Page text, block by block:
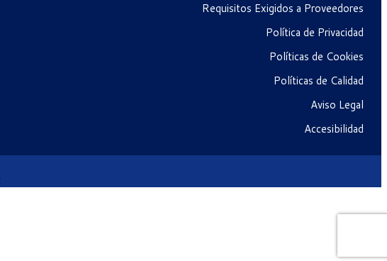
Requisitos Exigidos a Proveedores
Política de Privacidad
Políticas de Cookies
Políticas de Calidad
Aviso Legal
Accesibilidad